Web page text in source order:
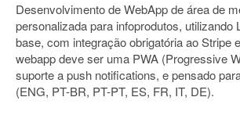
Desenvolvimento de WebApp de área de
personalizada para infoprodutos, utilizando
base, com integração obrigatória ao Stripe
webapp deve ser uma PWA (Progressive
suporte a push notifications, e pensado
(ENG, PT-BR, PT-PT, ES, FR, IT, DE).